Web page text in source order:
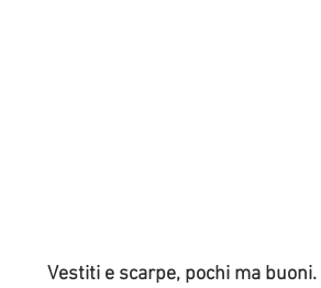
Vestiti e scarpe, pochi ma buoni.